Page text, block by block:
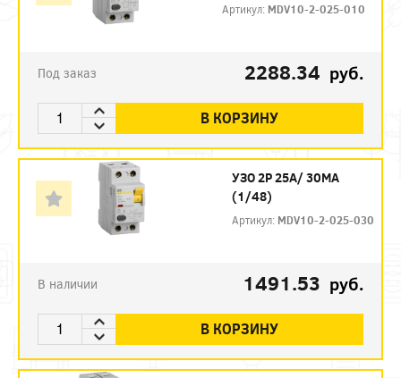
Артикул: MDV10-2-025-010
Под заказ 2288.34 руб.
В КОРЗИНУ
УЗО 2P 25А/ 30МА
(1/48)
Артикул: MDV10-2-025-030
В наличии 1491.53 руб.
В КОРЗИНУ